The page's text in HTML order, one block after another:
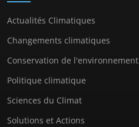
Actualités Climatiques
Changements climatiques
Conservation de l'environnement
Politique climatique
Sciences du Climat
Solutions et Actions